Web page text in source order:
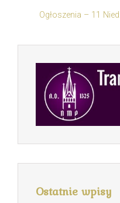
Ogłoszenia – 11
Ostatnie wpisy